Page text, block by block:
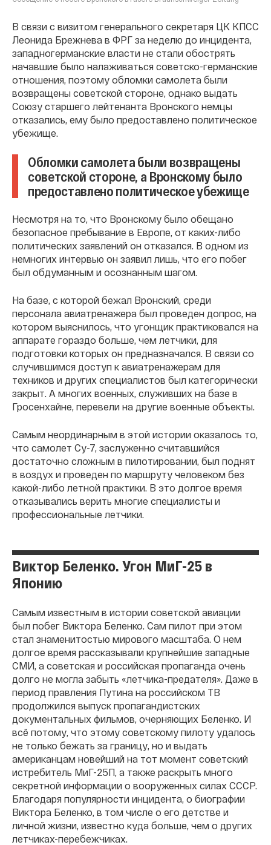
В связи с визитом генерального секретаря ЦК КПСС
Леонида Брежнева в ФРГ за неделю до инцидента,
западногерманские власти не стали обострять
начавшие было налаживаться советско-германские
отношения, поэтому обломки самолета были
возвращены советской стороне, однако выдать
Союзу старшего лейтенанта Вронского немцы
отказались, ему было предоставлено политическое
убежище.
Обломки самолета были возвращены
советской стороне, а Вронскому было
предоставлено политическое убежище
Несмотря на то, что Вронскому было обещано
безопасное пребывание в Европе, от каких-либо
политических заявлений он отказался. В одном из
немногих интервью он заявил лишь, что его побег
был обдуманным и осознанным шагом.
На базе, с которой бежал Вронский, среди
персонала авиатренажера был проведен допрос, на
котором выяснилось, что угонщик практиковался на
аппарате гораздо больше, чем летчики, для
подготовки которых он предназначался. В связи со
случившимся доступ к авиатренажерам для
техников и других специалистов был категорически
закрыт. А многих военных, служивших на базе в
Гросенхайне, перевели на другие военные объекты.
Самым неординарным в этой истории оказалось то,
что самолет Су-7, заслуженно считавшийся
достаточно сложным в пилотировании, был поднят
в воздух и проведен по маршруту человеком без
какой-либо летной практики. В это долгое время
отказывались верить многие специалисты и
профессиональные летчики.
Виктор Беленко. Угон МиГ-25 в
Японию
Самым известным в истории советской авиации
был побег Виктора Беленко. Сам пилот при этом
стал знаменитостью мирового масштаба. О нем
долгое время рассказывали крупнейшие западные
СМИ, а советская и российская пропаганда очень
долго не могла забыть «летчика-предателя». Даже в
период правления Путина на российском ТВ
продолжился выпуск пропагандистских
документальных фильмов, очерняющих Беленко. И
всё потому, что этому советскому пилоту удалось
не только бежать за границу, но и выдать
американцам новейший на тот момент советский
истребитель МиГ-25П, а также раскрыть много
секретной информации о вооруженных силах СССР.
Благодаря популярности инцидента, о биографии
Виктора Беленко, в том числе о его детстве и
личной жизни, известно куда больше, чем о других
летчиках-перебежчиках.